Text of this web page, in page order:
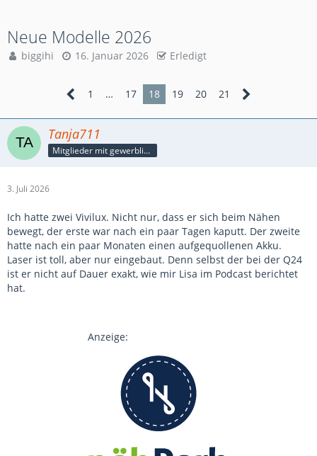
Neue Modelle 2026
biggihi 16. Januar 2026 Erledigt
1 … 17 18 19 20 21
Tanja711
Mitglieder mit gewerblicher Verbindung, auch als Mitarbeiter/in
3. Juli 2026
Ich hatte zwei Vivilux. Nicht nur, dass er sich beim Nähen
bewegt, der erste war nach ein paar Tagen kaputt. Der zweite
hatte nach ein paar Monaten einen aufgequollenen Akku.
Laser ist toll, aber nur eingebaut. Denn selbst der bei der Q24
ist er nicht auf Dauer exakt, wie mir Lisa im Podcast berichtet
hat.
Anzeige: